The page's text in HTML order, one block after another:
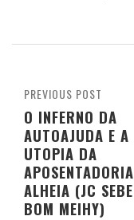
PREVIOUS POST
O INFERNO DA
AUTOAJUDA E A
UTOPIA DA
APOSENTADORIA
ALHEIA (JC SEBE
BOM MEIHY)